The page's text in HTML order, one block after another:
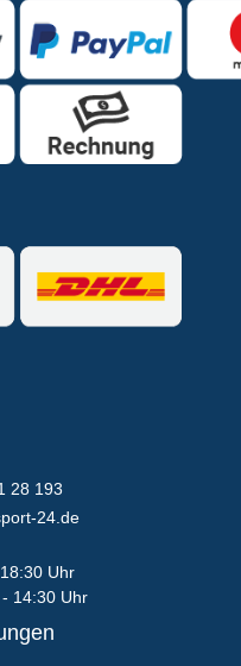
28 193
24.de
Uhr
14:30 Uhr